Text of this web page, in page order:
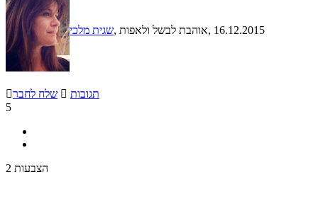
שגית מלכי , אוהבת לבשל ולאפות, 16.12.2015
שלח לחבר  תגובות
5
2 הצבעות